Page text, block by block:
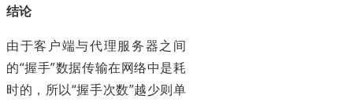
结论
由于客户端与代理服务器之间
的“握手”数据传输在网络中是耗
时的，所以“握手次数”越少则单